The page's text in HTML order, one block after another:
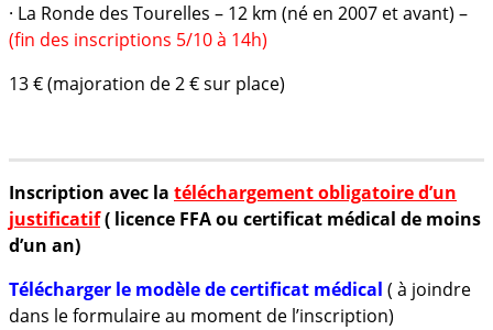
· La Ronde des Tourelles – 12 km (né en 2007 et avant) –
(fin des inscriptions 5/10 à 14h)
13 € (majoration de 2 € sur place)
Inscription avec la téléchargement obligatoire d’un
justificatif( licence FFA ou certificat médical de moins
d’un an)
Télécharger le modèle de certificat médical ( à joindre
dans le formulaire au moment de l’inscription)